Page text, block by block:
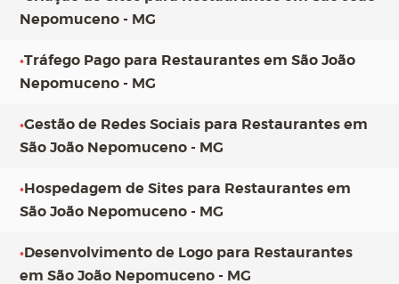
Nepomuceno - MG
•Tráfego Pago para Restaurantes em São João
Nepomuceno - MG
•Gestão de Redes Sociais para Restaurantes em
São João Nepomuceno - MG
•Hospedagem de Sites para Restaurantes em
São João Nepomuceno - MG
•Desenvolvimento de Logo para Restaurantes
em São João Nepomuceno - MG